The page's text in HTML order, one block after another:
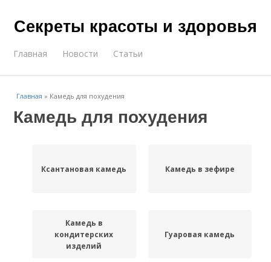
Секреты красоты и здоровья
Главная Новости Статьи
Главная » Камедь для похудения
Камедь для похудения
Ксантановая камедь Камедь в зефире
Камедь в
кондитерских
изделий
Гуаровая камедь